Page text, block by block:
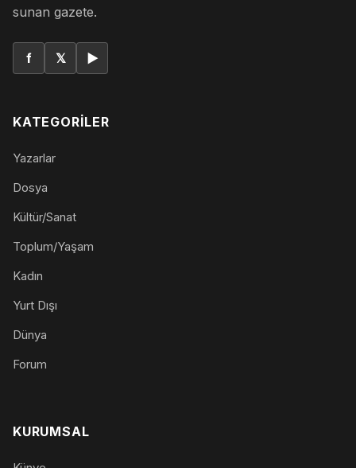
sunan gazete.
f 𝕏 ▶
KATEGORILER
Yazarlar
Dosya
Kültür/Sanat
Toplum/Yaşam
Kadın
Yurt Dışı
Dünya
Forum
KURUMSAL